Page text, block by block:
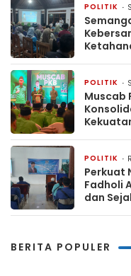
POLITIK
POLITIK
Muscab
POLITIK
Perkuat
Fadholi
dan
BERITA POPULER